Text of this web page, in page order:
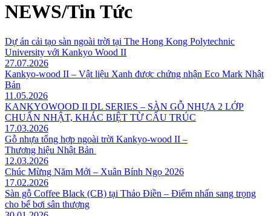
NEWS/Tin Tức
Dự án cải tạo sàn ngoài trời tại The Hong Kong Polytechnic
University với Kankyo Wood II
27.07.2026
Kankyo-wood II – Vật liệu Xanh được chứng nhận Eco Mark Nhật
Bản
11.05.2026
KANKYOWOOD II DL SERIES – SÀN GỖ NHỰA 2 LỚP
CHUẨN NHẬT, KHÁC BIỆT TỪ CẤU TRÚC
17.03.2026
Gỗ nhựa tổng hợp ngoài trời Kankyo-wood II –
Thương hiệu Nhật Bản
12.03.2026
Chúc Mừng Năm Mới – Xuân Bính Ngọ 2026
17.02.2026
Sàn gỗ Coffee Black (CB) tại Thảo Điền – Điểm nhấn sang trọng
cho bể bơi sân thượng